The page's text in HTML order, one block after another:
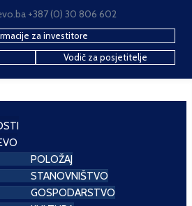
+387 (0) 30 806 602
za investitore
Vodič za posjetitelje
POLOŽAJ
STANOVNIŠTVO
GOSPODARSTVO